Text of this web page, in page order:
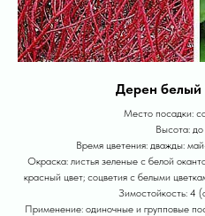
Дерен
Место посадки:
Высота:
Время цветения: дважды:
Окраска: листья зеленые с белой
красный цвет; соцветия с белыми
Зимостойкость: 4
Применение: одиночные и групповые